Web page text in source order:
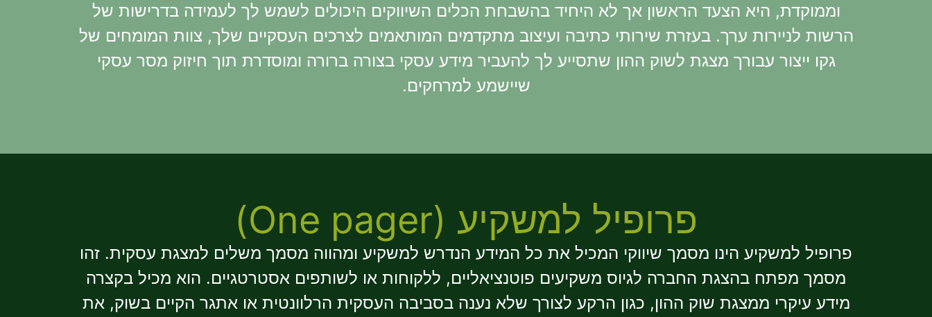
וממוקדת, היא הצעד הראשון אך לא היחיד בהשבחת הכלים השיווקים היכולים לשמש לך לעמידה בדרישות של
הרשות לניירות ערך. בעזרת שירותי כתיבה ועיצוב מתקדמים המותאמים לצרכים העסקיים שלך, צוות המומחים של
גקו ייצור עבורך מצגת לשוק ההון שתסייע לך להעביר מידע עסקי בצורה ברורה ומוסדרת תוך חיזוק מסר עסקי
שיישמע למרחקים.
פרופיל למשקיע (One pager)
פרופיל למשקיע הינו מסמך שיווקי המכיל את כל המידע הנדרש למשקיע ומהווה מסמך משלים למצגת עסקית. זהו
מסמך מפתח בהצגת החברה לגיוס משקיעים פוטנציאליים, ללקוחות או לשותפים אסטרטגיים. הוא מכיל בקצרה
מידע עיקרי ממצגת שוק ההון, כגון הרקע לצורך שלא נענה בסביבה העסקית הרלוונטית או אתגר הקיים בשוק, את